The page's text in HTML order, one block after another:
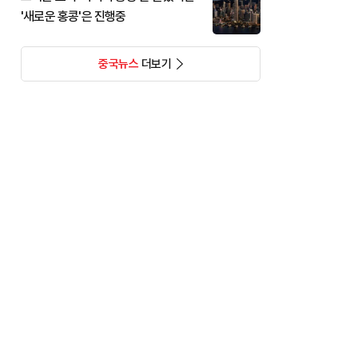
'새로운 홍콩'은 진행중
중국뉴스더보기